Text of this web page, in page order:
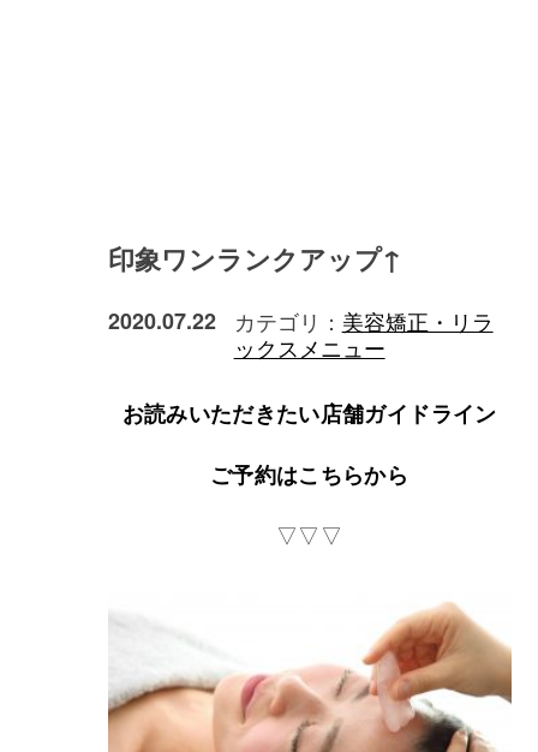
印象ワンランクアップ↑
2020.07.22 カテゴリ： 美容矯正・リラ
ックスメニュー
お読みいただきたい店舗ガイドライン
ご予約はこちらから
▽▽▽